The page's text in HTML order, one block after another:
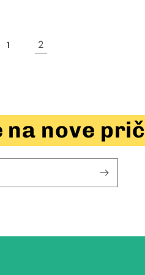
1 2
nove